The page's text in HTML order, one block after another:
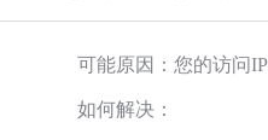
可能原因：您的访问
如何解决：